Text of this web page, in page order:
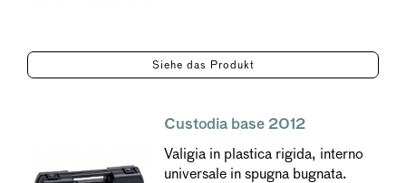
Siehe das Produkt
Custodia base 2012
Valigia in plastica rigida, interno
universale in spugna bugnata.